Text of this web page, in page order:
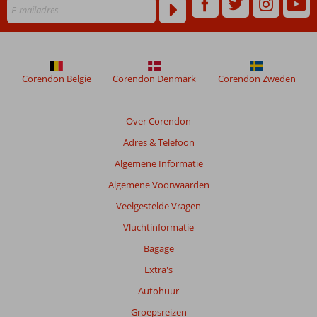
meer
om
de
Over Corendon
Adres & Telefoon
Algemene Informatie
Algemene Voorwaarden
Veelgestelde Vragen
Vluchtinformatie
Bagage
Extra's
Autohuur
Groepsreizen
Corendon België Corendon Denmark Corendon Zweden